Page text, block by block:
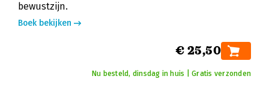
bewustzijn.
Boek bekijken
€ 25,50
Nu besteld, dinsdag in huis | Gratis verzonden